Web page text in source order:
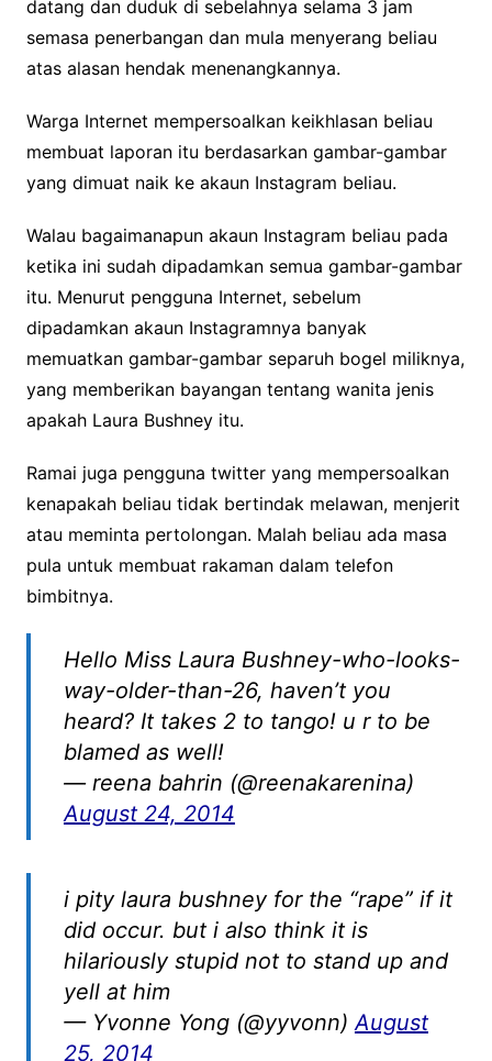
datang dan duduk di sebelahnya selama 3 jam
semasa penerbangan dan mula menyerang beliau
atas alasan hendak menenangkannya.
Warga Internet mempersoalkan keikhlasan beliau
membuat laporan itu berdasarkan gambar-gambar
yang dimuat naik ke akaun Instagram beliau.
Walau bagaimanapun akaun Instagram beliau pada
ketika ini sudah dipadamkan semua gambar-gambar
itu. Menurut pengguna Internet, sebelum
dipadamkan akaun Instagramnya banyak
memuatkan gambar-gambar separuh bogel miliknya,
yang memberikan bayangan tentang wanita jenis
apakah Laura Bushney itu.
Ramai juga pengguna twitter yang mempersoalkan
kenapakah beliau tidak bertindak melawan, menjerit
atau meminta pertolongan. Malah beliau ada masa
pula untuk membuat rakaman dalam telefon
bimbitnya.
Hello Miss Laura Bushney-who-looks-
way-older-than-26, haven’t you
heard? It takes 2 to tango! u r to be
blamed as well!
— reena bahrin (@reenakarenina)
August 24, 2014
i pity laura bushney for the “rape” if it
did occur. but i also think it is
hilariously stupid not to stand up and
yell at him
— Yvonne Yong (@yyvonn)August
25, 2014